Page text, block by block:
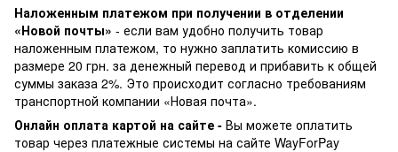
Наложенным платежом при получении в отделении
«Новой почты» - если вам удобно получить товар
наложенным платежом, то нужно заплатить комиссию в
размере 20 грн. за денежный перевод и прибавить к общей
суммы заказа 2%. Это происходит согласно требованиям
транспортной компании «Новая почта».
Онлайн оплата картой на сайте - Вы можете оплатить
товар через платежные системы на сайте WayForPay